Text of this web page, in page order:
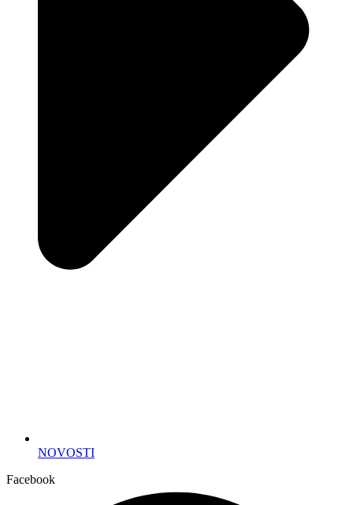
NOVOSTI
Facebook